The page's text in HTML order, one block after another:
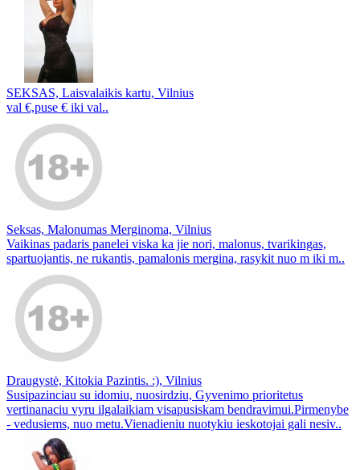
SEKSAS, Laisvalaikis kartu, Vilnius
val €,puse € iki val..
Seksas, Malonumas Merginoma, Vilnius
Vaikinas padaris panelei viska ka jie nori, malonus, tvarikingas,
spartuojantis, ne rukantis, pamalonis mergina, rasykit nuo m iki m..
Draugystė, Kitokia Pazintis. :), Vilnius
Susipazinciau su idomiu, nuosirdziu, Gyvenimo prioritetus
vertinanaciu vyru ilgalaikiam visapusiskam bendravimui.Pirmenybe
- vedusiems, nuo metu.Vienadieniu nuotykiu ieskotojai gali nesiv..